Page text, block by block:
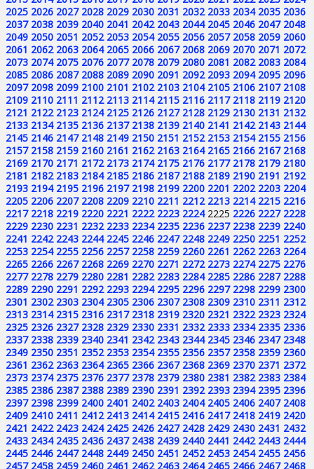
2025 2026 2027 2028 2029 2030 2031 2032 2033 2034 2035 2036
2037 2038 2039 2040 2041 2042 2043 2044 2045 2046 2047 2048
2049 2050 2051 2052 2053 2054 2055 2056 2057 2058 2059 2060
2061 2062 2063 2064 2065 2066 2067 2068 2069 2070 2071 2072
2073 2074 2075 2076 2077 2078 2079 2080 2081 2082 2083 2084
2085 2086 2087 2088 2089 2090 2091 2092 2093 2094 2095 2096
2097 2098 2099 2100 2101 2102 2103 2104 2105 2106 2107 2108
2109 2110 2111 2112 2113 2114 2115 2116 2117 2118 2119 2120
2121 2122 2123 2124 2125 2126 2127 2128 2129 2130 2131 2132
2133 2134 2135 2136 2137 2138 2139 2140 2141 2142 2143 2144
2145 2146 2147 2148 2149 2150 2151 2152 2153 2154 2155 2156
2157 2158 2159 2160 2161 2162 2163 2164 2165 2166 2167 2168
2169 2170 2171 2172 2173 2174 2175 2176 2177 2178 2179 2180
2181 2182 2183 2184 2185 2186 2187 2188 2189 2190 2191 2192
2193 2194 2195 2196 2197 2198 2199 2200 2201 2202 2203 2204
2205 2206 2207 2208 2209 2210 2211 2212 2213 2214 2215 2216
2217 2218 2219 2220 2221 2222 2223 2224 2225 2226 2227 2228
2229 2230 2231 2232 2233 2234 2235 2236 2237 2238 2239 2240
2241 2242 2243 2244 2245 2246 2247 2248 2249 2250 2251 2252
2253 2254 2255 2256 2257 2258 2259 2260 2261 2262 2263 2264
2265 2266 2267 2268 2269 2270 2271 2272 2273 2274 2275 2276
2277 2278 2279 2280 2281 2282 2283 2284 2285 2286 2287 2288
2289 2290 2291 2292 2293 2294 2295 2296 2297 2298 2299 2300
2301 2302 2303 2304 2305 2306 2307 2308 2309 2310 2311 2312
2313 2314 2315 2316 2317 2318 2319 2320 2321 2322 2323 2324
2325 2326 2327 2328 2329 2330 2331 2332 2333 2334 2335 2336
2337 2338 2339 2340 2341 2342 2343 2344 2345 2346 2347 2348
2349 2350 2351 2352 2353 2354 2355 2356 2357 2358 2359 2360
2361 2362 2363 2364 2365 2366 2367 2368 2369 2370 2371 2372
2373 2374 2375 2376 2377 2378 2379 2380 2381 2382 2383 2384
2385 2386 2387 2388 2389 2390 2391 2392 2393 2394 2395 2396
2397 2398 2399 2400 2401 2402 2403 2404 2405 2406 2407 2408
2409 2410 2411 2412 2413 2414 2415 2416 2417 2418 2419 2420
2421 2422 2423 2424 2425 2426 2427 2428 2429 2430 2431 2432
2433 2434 2435 2436 2437 2438 2439 2440 2441 2442 2443 2444
2445 2446 2447 2448 2449 2450 2451 2452 2453 2454 2455 2456
2457 2458 2459 2460 2461 2462 2463 2464 2465 2466 2467 2468